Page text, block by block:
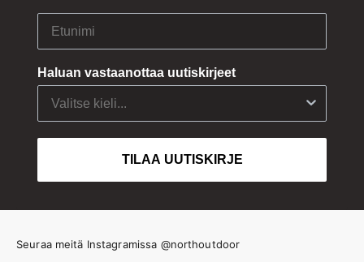
First Name
Haluan vastaanottaa uutiskirjeet
TILAA UUTISKIRJE
Seuraa meitä Instagramissa @northoutdoor